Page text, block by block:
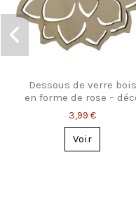
Dessous de verre bois
en forme de rose –
florale
3,99 €
Voir